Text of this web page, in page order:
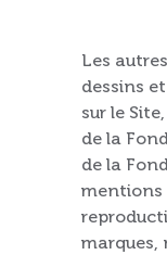
Les
dessins
sur le
de la
de la
mentions
marques,